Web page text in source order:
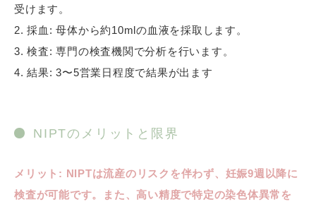
受けます。
2. 採血: 母体から約10mlの血液を採取します。
3. 検査: 専門の検査機関で分析を行います。
4. 結果: 3〜5営業日程度で結果が出ます
NIPTのメリットと限界
メリット: NIPTは流産のリスクを伴わず、妊娠9週以降に
検査が可能です。また、高い精度で特定の染色体異常を